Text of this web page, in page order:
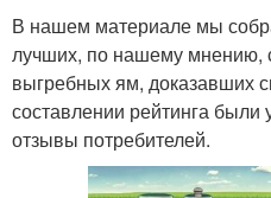
В нашем материале мы
лучших, по нашему мнению,
выгребных ям, доказавших
составлении рейтинга были
отзывы потребителей.